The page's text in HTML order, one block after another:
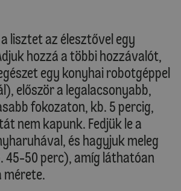
lisztet az élesztővel egy
hozzá a többi hozzávalót,
egy konyhai robotgéppel
először a legalacsonyabb,
fokozaton, kb. 5 percig,
nem kapunk. Fedjük le a
és hagyjuk meleg
45-50 perc), amíg láthatóan
mérete.